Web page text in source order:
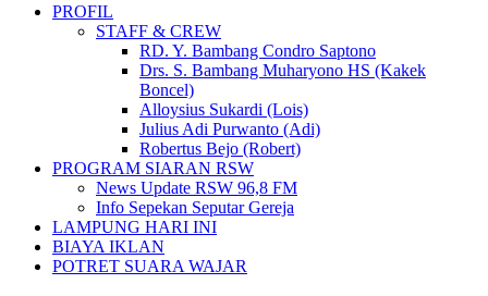
PROFIL
STAFF & CREW
RD. Y. Bambang Condro Saptono
Drs. S. Bambang Muharyono HS (Kakek
Boncel)
Alloysius Sukardi (Lois)
Julius Adi Purwanto (Adi)
Robertus Bejo (Robert)
PROGRAM SIARAN RSW
News Update RSW 96,8 FM
Info Sepekan Seputar Gereja
LAMPUNG HARI INI
BIAYA IKLAN
POTRET SUARA WAJAR